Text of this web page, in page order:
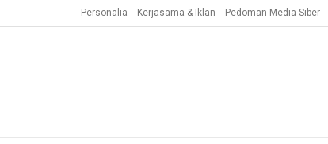
Personalia Kerjasama & Iklan Pedoman Media Siber